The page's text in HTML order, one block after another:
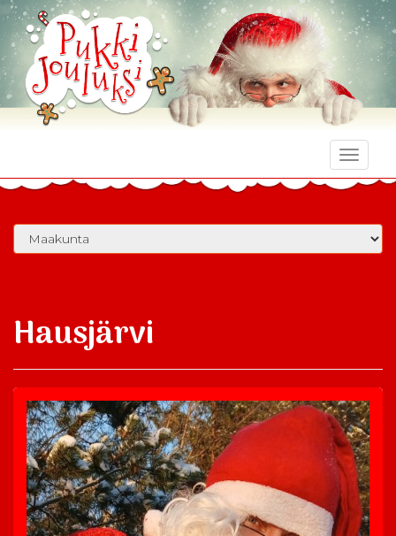
Toggle
Hausjärvi